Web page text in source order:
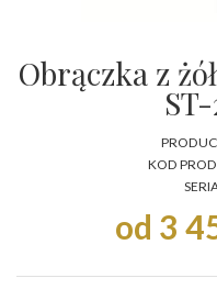
Obrączka z
KOD
od 3